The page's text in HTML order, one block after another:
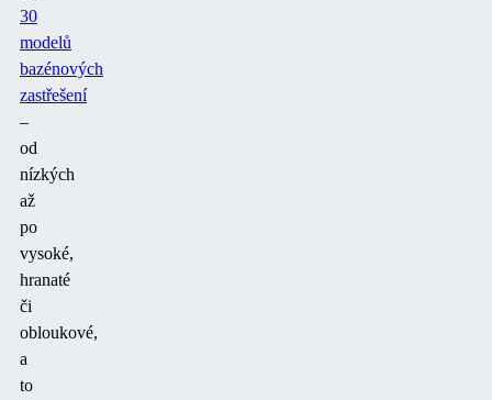
30
modelů
bazénových
zastřešení
–
od
nízkých
až
po
vysoké,
hranaté
či
obloukové,
a
to